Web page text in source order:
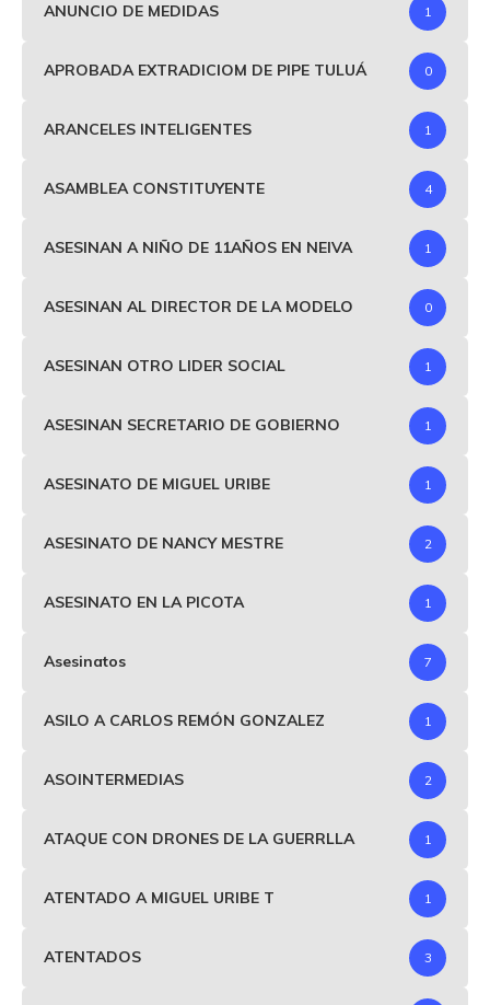
ANUNCIO DE MEDIDAS 1
APROBADA EXTRADICIOM DE PIPE TULUÁ 0
ARANCELES INTELIGENTES 1
ASAMBLEA CONSTITUYENTE 4
ASESINAN A NIÑO DE 11AÑOS EN NEIVA 1
ASESINAN AL DIRECTOR DE LA MODELO 0
ASESINAN OTRO LIDER SOCIAL 1
ASESINAN SECRETARIO DE GOBIERNO 1
ASESINATO DE MIGUEL URIBE 1
ASESINATO DE NANCY MESTRE 2
ASESINATO EN LA PICOTA 1
Asesinatos 7
ASILO A CARLOS REMÓN GONZALEZ 1
ASOINTERMEDIAS 2
ATAQUE CON DRONES DE LA GUERRLLA 1
ATENTADO A MIGUEL URIBE T 1
ATENTADOS 3